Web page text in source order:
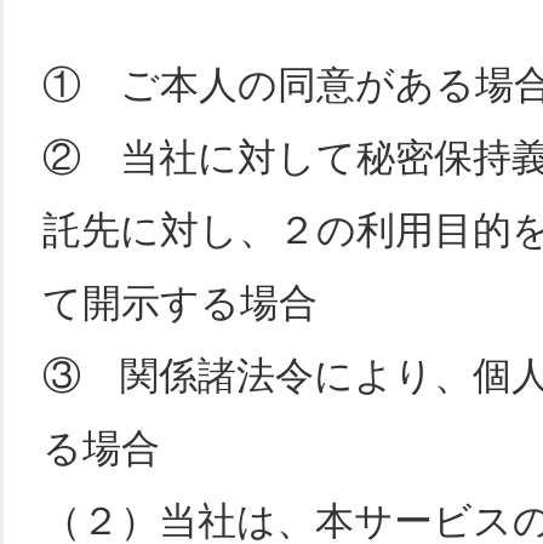
① ご本人の同意がある場
② 当社に対して秘密保持
託先に対し、２の利用目的
て開示する場合
③ 関係諸法令により、個
る場合
（２）当社は、本サービ